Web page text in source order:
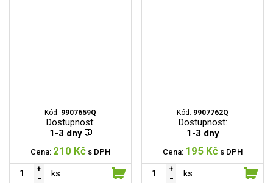
Kód: 9907659Q
Dostupnost:
1-3 dny
Cena: 210 Kč s DPH
ks
Kód: 9907762Q
Dostupnost:
1-3 dny
Cena: 195 Kč s DPH
ks